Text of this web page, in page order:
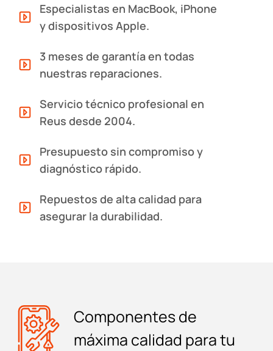
Especialistas en MacBook, iPhone
y dispositivos Apple.
3 meses de garantía en todas
nuestras reparaciones.
Servicio técnico profesional en
Reus desde 2004.
Presupuesto sin compromiso y
diagnóstico rápido.
Repuestos de alta calidad para
asegurar la durabilidad.
Componentes de
máxima calidad para tu